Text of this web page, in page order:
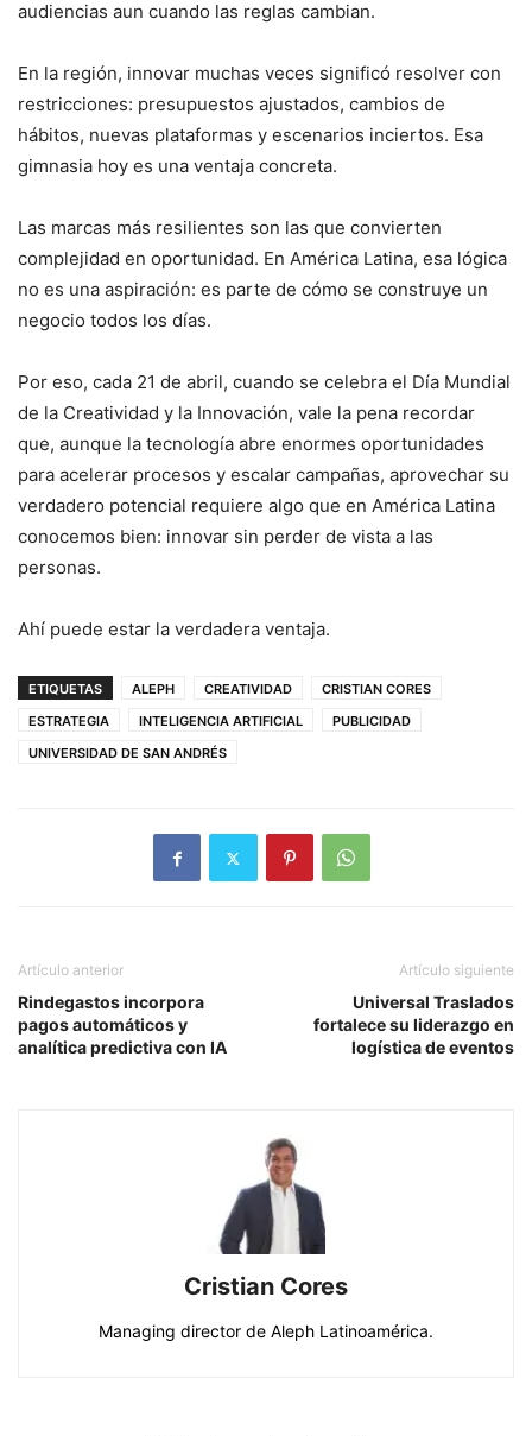
audiencias aun cuando las reglas cambian.
En la región, innovar muchas veces significó resolver con
restricciones: presupuestos ajustados, cambios de
hábitos, nuevas plataformas y escenarios inciertos. Esa
gimnasia hoy es una ventaja concreta.
Las marcas más resilientes son las que convierten
complejidad en oportunidad. En América Latina, esa lógica
no es una aspiración: es parte de cómo se construye un
negocio todos los días.
Por eso, cada 21 de abril, cuando se celebra el Día Mundial
de la Creatividad y la Innovación, vale la pena recordar
que, aunque la tecnología abre enormes oportunidades
para acelerar procesos y escalar campañas, aprovechar su
verdadero potencial requiere algo que en América Latina
conocemos bien: innovar sin perder de vista a las
personas.
Ahí puede estar la verdadera ventaja.
ETIQUETAS ALEPH CREATIVIDAD
CRISTIAN CORES
ESTRATEGIA
INTELIGENCIA ARTIFICIAL
PUBLICIDAD
UNIVERSIDAD DE SAN ANDRÉS
Artículo anterior
Rindegastos incorpora
pagos automáticos y
analítica predictiva con IA
Artículo siguiente
Universal Traslados
fortalece su liderazgo en
logística de eventos
Cristian Cores
Managing director de Aleph Latinoamérica.